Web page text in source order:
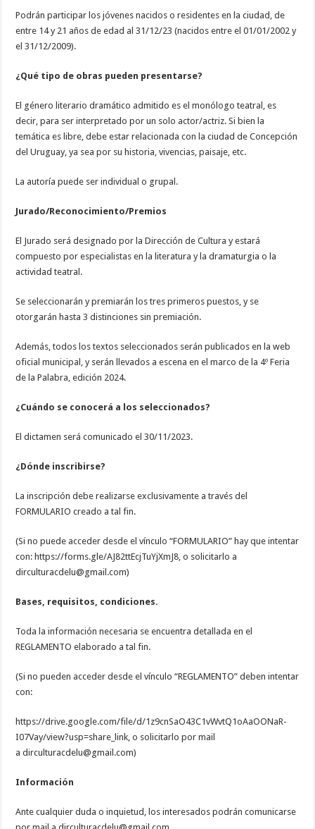
Podrán participar los jóvenes nacidos o residentes en la ciudad, de
entre 14 y 21 años de edad al 31/12/23 (nacidos entre el 01/01/2002 y
el 31/12/2009).
¿Qué tipo de obras pueden presentarse?
El género literario dramático admitido es el monólogo teatral, es
decir, para ser interpretado por un solo actor/actriz. Si bien la
temática es libre, debe estar relacionada con la ciudad de Concepción
del Uruguay, ya sea por su historia, vivencias, paisaje, etc.
La autoría puede ser individual o grupal.
Jurado/Reconocimiento/Premios
El Jurado será designado por la Dirección de Cultura y estará
compuesto por especialistas en la literatura y la dramaturgia o la
actividad teatral.
Se seleccionarán y premiarán los tres primeros puestos, y se
otorgarán hasta 3 distinciones sin premiación.
Además, todos los textos seleccionados serán publicados en la web
oficial municipal, y serán llevados a escena en el marco de la 4º Feria
de la Palabra, edición 2024.
¿Cuándo se conocerá a los seleccionados?
El dictamen será comunicado el 30/11/2023.
¿Dónde inscribirse?
La inscripción debe realizarse exclusivamente a través del
FORMULARIO creado a tal fin.
(Si no puede acceder desde el vínculo “FORMULARIO” hay que intentar
con: https://forms.gle/AJ82ttEcjTuYjXmJ8, o solicitarlo a
dirculturacdelu@gmail.com)
Bases, requisitos, condiciones.
Toda la información necesaria se encuentra detallada en el
REGLAMENTO elaborado a tal fin.
(Si no pueden acceder desde el vínculo “REGLAMENTO” deben intentar
con:
https://drive.google.com/file/d/1z9cnSaO43C1vWvtQ1oAaOONaR-
I07Vay/view?usp=share_link, o solicitarlo por mail
a dirculturacdelu@gmail.com)
Información
Ante cualquier duda o inquietud, los interesados podrán comunicarse